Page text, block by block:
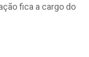
fica a cargo do